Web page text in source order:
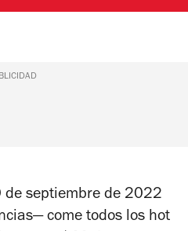
de septiembre de 2022
come todos los hot